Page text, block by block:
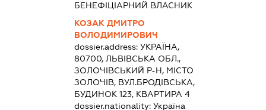
БЕНЕФІЦІАРНИЙ ВЛАСНИК
КОЗАК ДМИТРО
ВОЛОДИМИРОВИЧ
dossier.address:УКРАЇНА,
80700, ЛЬВІВСЬКА ОБЛ.,
ЗОЛОЧІВСЬКИЙ Р-Н, МІСТО
ЗОЛОЧІВ, ВУЛ.БРОДІВСЬКА,
БУДИНОК 123, КВАРТИРА 4
dossier.nationality:Україна